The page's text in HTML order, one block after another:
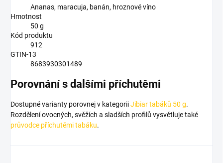
Ananas, maracuja, banán, hroznové víno
Hmotnost
50 g
Kód produktu
912
GTIN-13
8683930301489
Porovnání s dalšími příchutěmi
Dostupné varianty porovnej v kategoriiJibiar tabáků 50 g.
Rozdělení ovocných, svěžích a sladších profilů vysvětluje také
průvodce příchutěmi tabáku.